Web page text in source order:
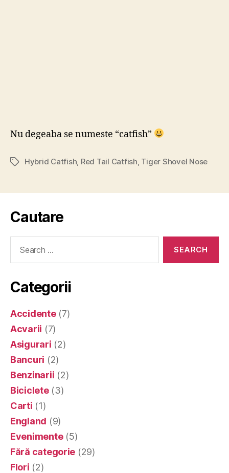
Nu degeaba se numeste “catfish”
TagsHybrid Catfish Red Tail Catfish Tiger Shovel Nose
Cautare
Categorii
Accidente(7)
Acvarii (7)
Asigurari (2)
Bancuri (2)
Benzinarii (2)
Biciclete(3)
Carti (1)
England (9)
Evenimente(5)
Fără categorie (29)
Flori (2)